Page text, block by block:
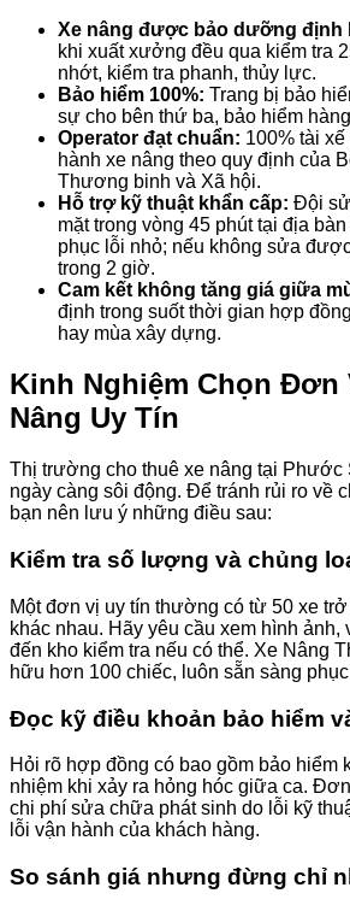
Xe nâng được bảo dưỡng định
khi xuất xưởng đều qua kiểm tra
nhớt, kiểm tra phanh, thủy lực.
Bảo hiểm 100%: Trang bị bảo
sự cho bên thứ ba, bảo hiểm
Operator đạt chuẩn: 100% tài
hành xe nâng theo quy định của
Thương binh và Xã hội.
Hỗ trợ kỹ thuật khẩn cấp: Đội
mặt trong vòng 45 phút tại địa
phục lỗi nhỏ; nếu không sửa
trong 2 giờ.
Cam kết không tăng giá giữa
định trong suốt thời gian hợp
hay mùa xây dựng.
Kinh Nghiệm Chọn Đơn
Nâng Uy Tín
Thị trường cho thuê xe nâng tại Phước
ngày càng sôi động. Để tránh rủi ro về
bạn nên lưu ý những điều sau:
Kiểm tra số lượng và chủng
Một đơn vị uy tín thường có từ 50 xe
khác nhau. Hãy yêu cầu xem hình ảnh,
đến kho kiểm tra nếu có thể. Xe Nâng
hữu hơn 100 chiếc, luôn sẵn sàng
Đọc kỹ điều khoản bảo hiểm
Hỏi rõ hợp đồng có bao gồm bảo hiểm
nhiệm khi xảy ra hỏng hóc giữa ca.
chi phí sửa chữa phát sinh do lỗi kỹ
lỗi vận hành của khách hàng.
So sánh giá nhưng đừng chỉ